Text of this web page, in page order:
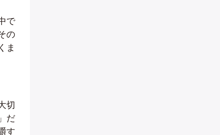
で
の
ま
切
だ
す